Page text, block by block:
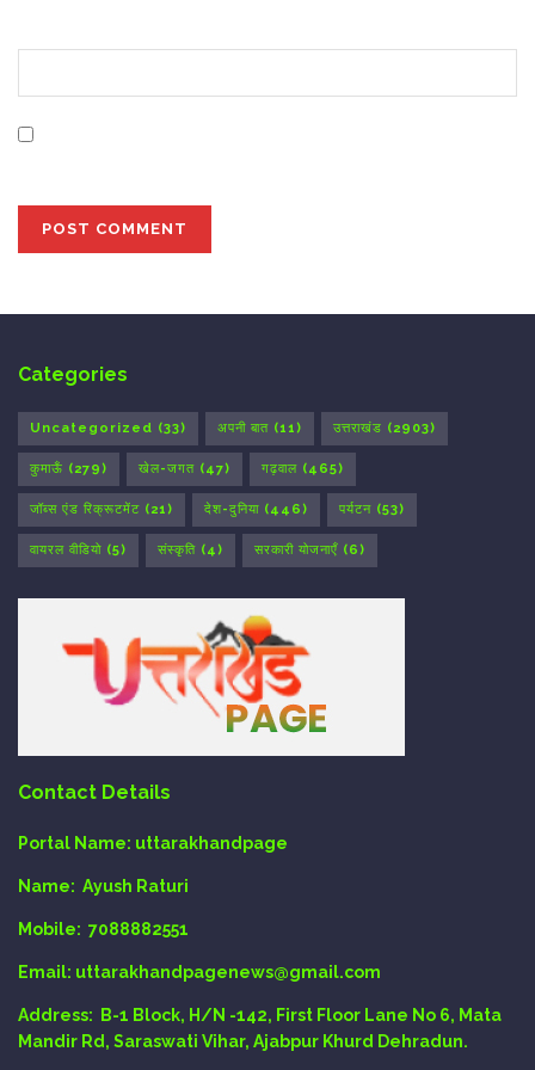
Categories
Uncategorized (33) अपनी बात (11) उत्तराखंड (2903)
कुमाऊँ (279) खेल-जगत (47) गढ़वाल (465)
जॉब्स एंड रिक्रूटमेंट (21) देश-दुनिया (446) पर्यटन (53)
वायरल वीडियो (5) संस्कृति (4) सरकारी योजनाएँ (6)
Contact Details
Portal Name: uttarakhandpage
Name: Ayush Raturi
Mobile: 7088882551
Email: uttarakhandpagenews@gmail.com
Address:
B-1 Block, H/N -142, First Floor Lane No 6, Mata
Mandir Rd, Saraswati Vihar, Ajabpur Khurd Dehradun.